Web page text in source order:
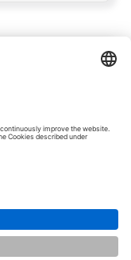
Thema sehen
Nemetschek Group